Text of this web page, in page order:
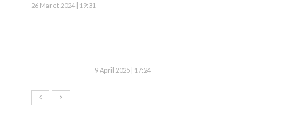
26 Maret 2024 | 19:31
9 April 2025 | 17:24